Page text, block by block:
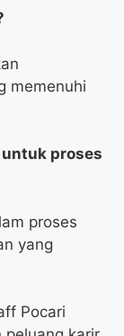
memenuhi
proses
proses
yang
Pocari